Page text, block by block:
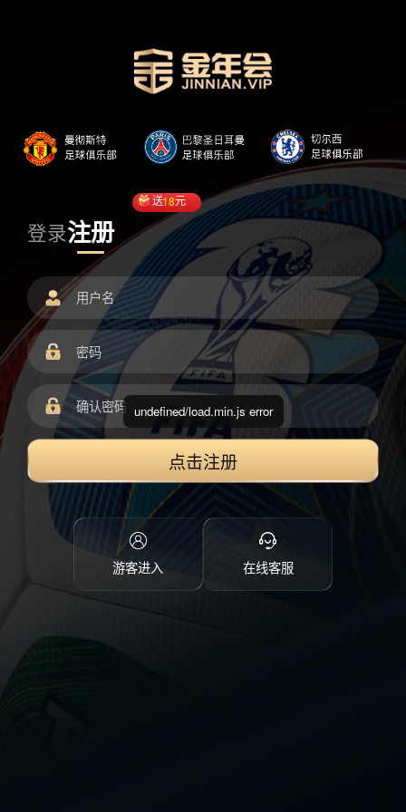
登录注册
送18元
点击注册
游客进入 在线客服
undefined/load.min.js error